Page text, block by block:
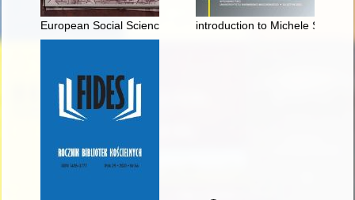
European Social Science History Conference, Göteborg
introduction to Michele